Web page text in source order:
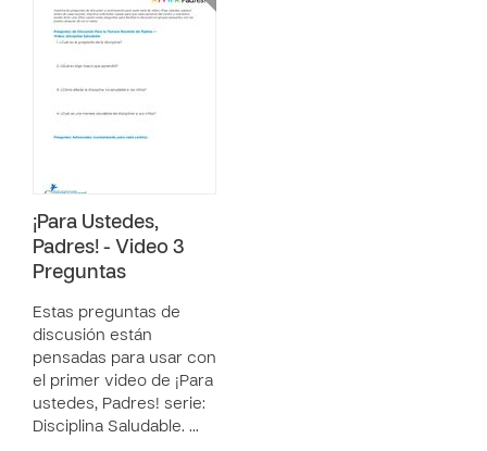
¡Para Ustedes,
Padres! - Video 3
Preguntas
Estas preguntas de
discusión están
pensadas para usar con
el primer video de ¡Para
ustedes, Padres! serie:
Disciplina Saludable. …